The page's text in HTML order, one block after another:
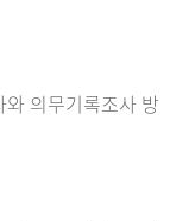
의무기록조사 방